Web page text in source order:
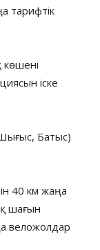
тарифтік
көшені
іске
Батыс)
40 км жаңа
шағын
веложолдар